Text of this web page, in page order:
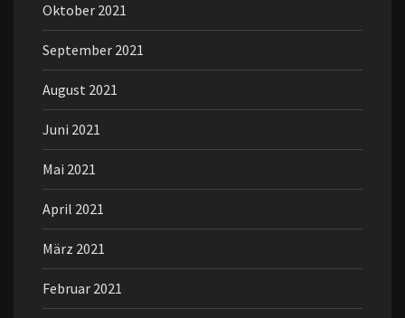
Oktober 2021
September 2021
August 2021
Juni 2021
Mai 2021
April 2021
März 2021
Februar 2021